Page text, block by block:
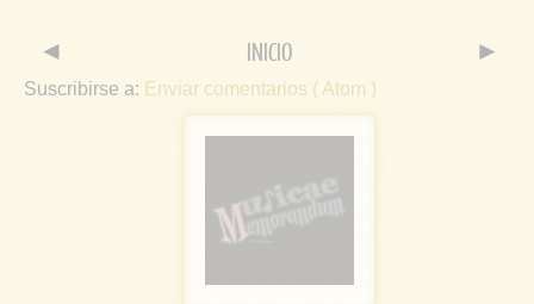
◄ ►
INICIO
Suscribirse a: Enviar comentarios ( Atom )